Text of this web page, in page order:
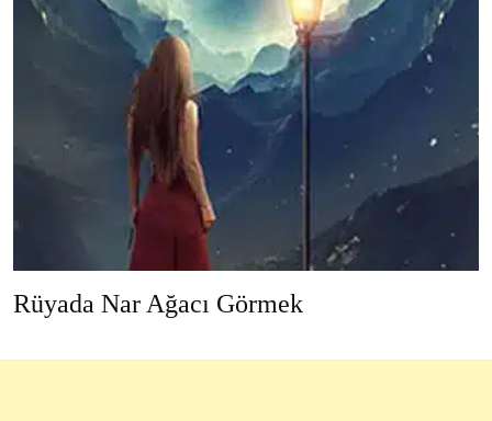
Rüyada Nar Ağacı Görmek